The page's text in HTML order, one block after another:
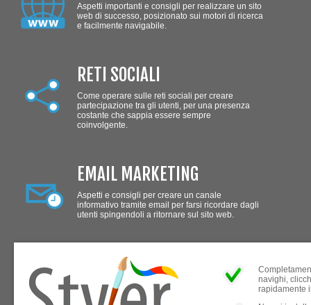
Aspetti importanti e consigli per realizzare un sito
web di successo, posizionato sui motori di ricerca
e facilmente navigabile.
RETI SOCIALI
Come operare sulle reti sociali per creare
partecipazione tra gli utenti, per una presenza
costante che sappia essere sempre
coinvolgente.
EMAIL MARKETING
Aspetti e consigli per creare un canale
informativo tramite email per farsi ricordare dagli
utenti spingendoli a ritornare sul sito web.
navighi,
rapidamente